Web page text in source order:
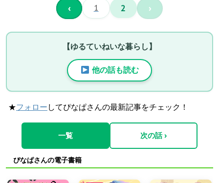
‹ 1 2 ›
【ゆるていねいな暮らし】
他の話も読む
★フォロー してぴなぱさんの最新記事をチェック！
一覧 次の話 ›
ぴなぱさんの電子書籍